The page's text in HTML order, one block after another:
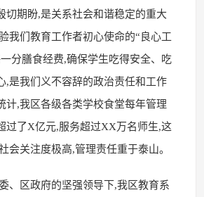
切期盼,是关系社会和谐稳定的重大
我们教育工作者初心使命的“良心工
分膳食经费,确保学生吃得安全、吃
,是我们义不容辞的政治责任和工作
计,我区各级各类学校食堂每年管理
过了X亿元,服务超过XX万名师生,这
会关注度极高,管理责任重于泰山。
、区政府的坚强领导下,我区教育系